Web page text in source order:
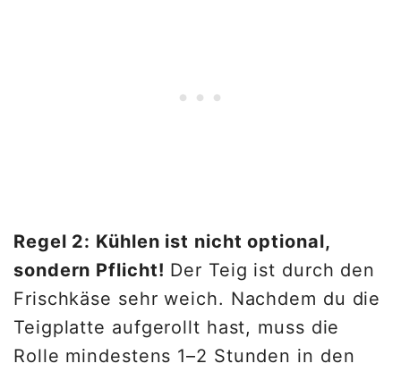
Regel 2: Kühlen ist nicht optional,
sondern Pflicht! Der Teig ist durch den
Frischkäse sehr weich. Nachdem du die
Teigplatte aufgerollt hast, muss die
Rolle mindestens 1–2 Stunden in den